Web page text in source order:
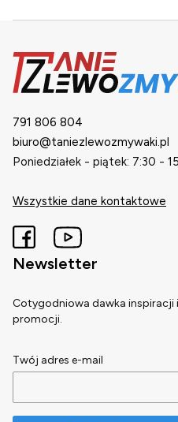
791 806 804
biuro@taniezlewozmywaki.pl
Poniedziałek - piątek: 7:30 -
Wszystkie dane kontaktowe
Newsletter
Cotygodniowa dawka inspiracji
promocji.
Twój adres e-mail